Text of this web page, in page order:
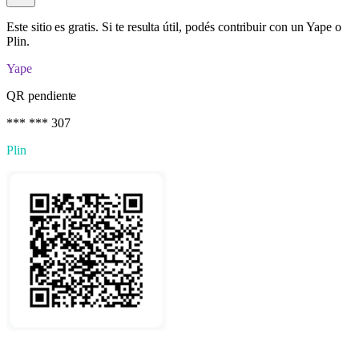
Este sitio es gratis. Si te resulta útil, podés contribuir con un Yape o
Plin.
Yape
QR pendiente
*** *** 307
Plin